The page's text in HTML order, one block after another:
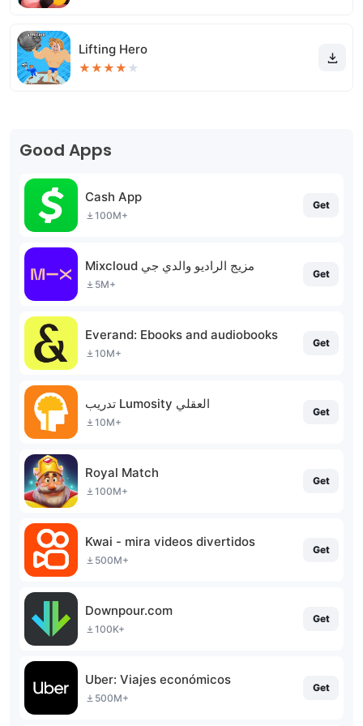
Lifting Hero
★★★★ ★
Good Apps
Cash App
100M+
Get
Mixcloud مزيج الراديو والدي جي
5M+
Get
Everand: Ebooks and audiobooks
10M+
Get
تدريب Lumosity العقلي
10M+
Get
Royal Match
100M+
Get
Kwai - mira videos divertidos
500M+
Get
Downpour.com
100K+
Get
Uber: Viajes económicos
500M+
Get